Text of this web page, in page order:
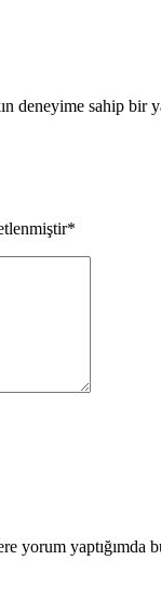
deneyime
*
yorum yaptığımda